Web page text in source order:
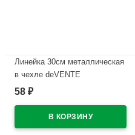
Линейка 30см металлическая
в чехле deVENTE
арт.5091351/SS30 (Ст.)
58 ₽